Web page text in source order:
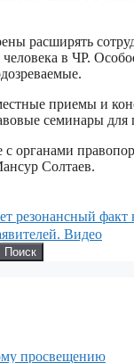
расширять
в ЧР.
приемы и
семинары
органами
Солтаев.
резонансный
Видео
Поиск
просвещению